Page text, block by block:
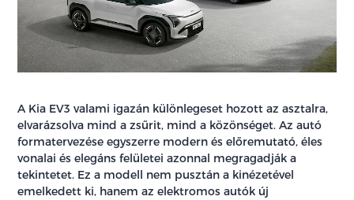
A Kia EV3 valami igazán különlegeset hozott az asztalra,
elvarázsolva mind a zsűrit, mind a közönséget. Az autó
formatervezése egyszerre modern és előremutató, éles
vonalai és elegáns felületei azonnal megragadják a
tekintetet. Ez a modell nem pusztán a kinézetével
emelkedett ki, hanem az elektromos autók új